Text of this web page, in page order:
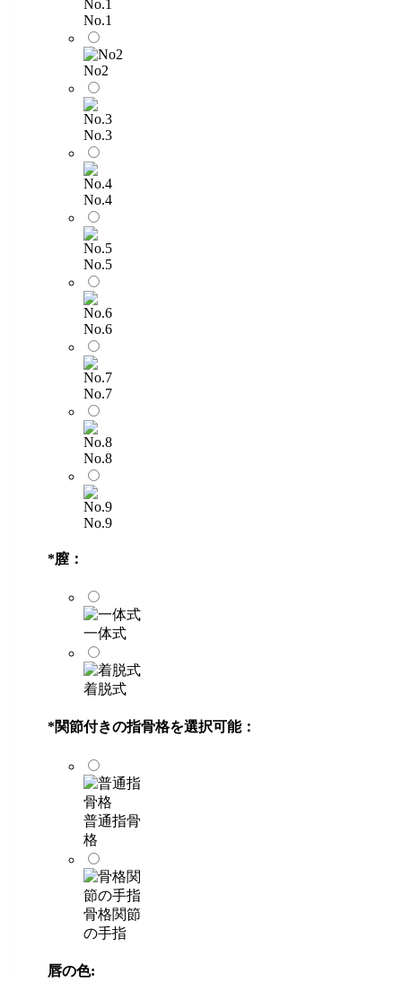
No.1
No2
No.3
No.4
No.5
No.6
No.7
No.8
No.9
*膣：
一体式
着脱式
*関節付きの指骨格を選択可能：
普通指骨
格
骨格関節
の手指
唇の色: